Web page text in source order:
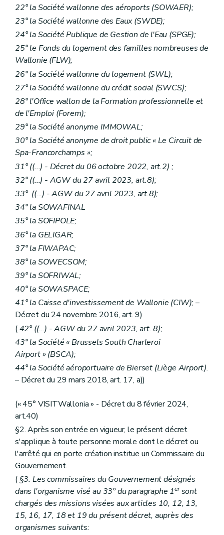
22° la Société wallonne des aéroports (SOWAER);
23° la Société wallonne des Eaux (SWDE);
24° la Société Publique de Gestion de l'Eau (SPGE);
25° le Fonds du logement des familles nombreuses de
Wallonie (FLW);
26° la Société wallonne du logement (SWL);
27° la Société wallonne du crédit social (SWCS);
28° l'Office wallon de la Formation professionnelle et
de l'Emploi (Forem);
29° la Société anonyme IMMOWAL;
30° la Société anonyme de droit public « Le Circuit de
Spa-Francorchamps »;
31° ((...) - Décret du 06 octobre 2022, art.2) ;
32° ((...) - AGW du 27 avril 2023, art.8);
33° ((...) - AGW du 27 avril 2023, art.8);
34° la SOWAFINAL
35° la SOFIPOLE;
36° la GELIGAR;
37° la FIWAPAC;
38° la SOWECSOM;
39° la SOFRIWAL;
40° la SOWASPACE;
41° la Caisse d'investissement de Wallonie (CIW);–
Décret du 24 novembre 2016, art. 9)
(42° ((...) - AGW du 27 avril 2023, art. 8);
43° la Société « Brussels South Charleroi
Airport » (BSCA);
44° la Société aéroportuaire de Bierset (Liège Airport).
– Décret du 29 mars 2018, art. 17, a))
(« 45° VISITWallonia » - Décret du 8 février 2024,
art.40)
§2. Après son entrée en vigueur, le présent décret
s'applique à toute personne morale dont le décret ou
l'arrêté qui en porte création institue un Commissaire du
Gouvernement.
( §3. Les commissaires du Gouvernement désignés
dans l'organisme visé au 33° du paragraphe 1ersont
chargés des missions visées aux articles 10, 12, 13,
15, 16, 17, 18 et 19 du présent décret, auprès des
organismes suivants: